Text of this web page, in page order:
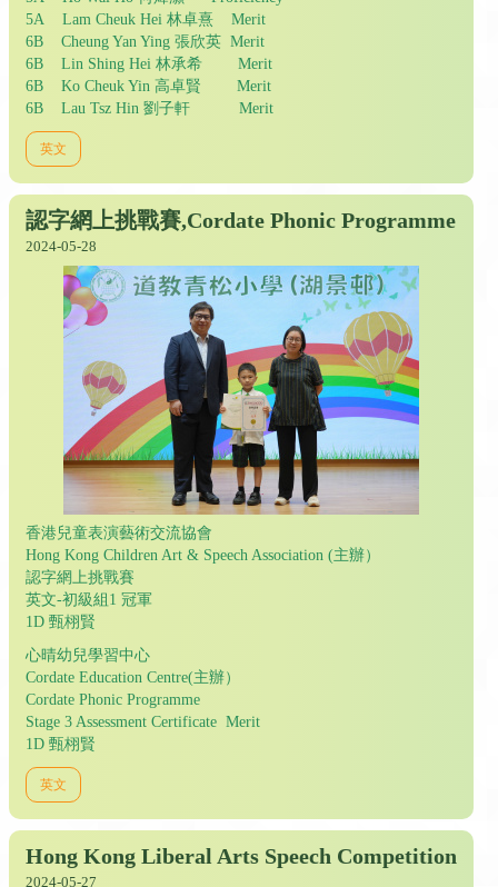
5A Lam Cheuk Hei 林卓熹 Merit
6B Cheung Yan Ying 張欣英 Merit
6B Lin Shing Hei 林承希 Merit
6B Ko Cheuk Yin 高卓賢 Merit
6B Lau Tsz Hin 劉子軒 Merit
英文
認字網上挑戰賽,Cordate Phonic Programme
2024-05-28
香港兒童表演藝術交流協會
Hong Kong Children Art & Speech Association (主辦）
認字網上挑戰賽
英文-初級組1 冠軍
1D 甄栩賢
心晴幼兒學習中心
Cordate Education Centre(主辦）
Cordate Phonic Programme
Stage 3 Assessment Certificate Merit
1D 甄栩賢
英文
Hong Kong Liberal Arts Speech Competition
2024-05-27